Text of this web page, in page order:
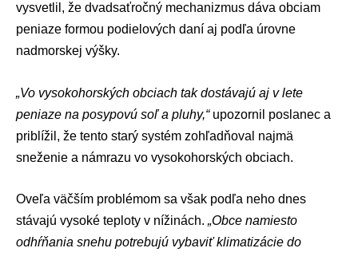
vysvetlil, že dvadsaťročný mechanizmus dáva obciam
peniaze formou podielových daní aj podľa úrovne
nadmorskej výšky.
„Vo vysokohorských obciach tak dostávajú aj v lete
peniaze na posypovú soľ a pluhy,“upozornil poslanec a
priblížil, že tento starý systém zohľadňoval najmä
sneženie a námrazu vo vysokohorských obciach.
Oveľa väčším problémom sa však podľa neho dnes
stávajú vysoké teploty v nížinách. „Obce namiesto
odhŕňania snehu potrebujú vybaviť klimatizácie do